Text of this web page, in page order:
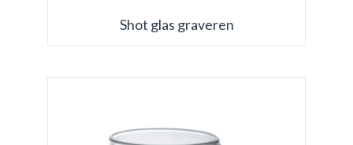
Shot glas graveren